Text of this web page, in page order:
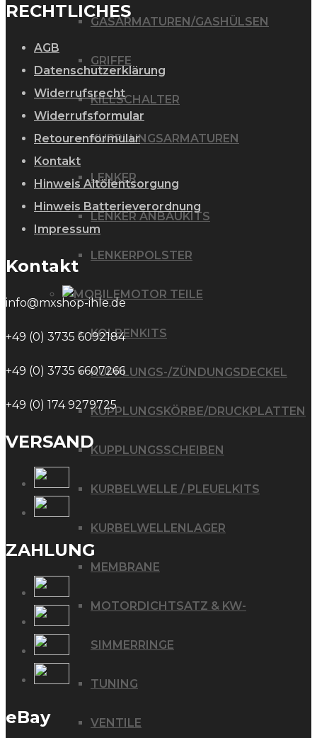
GASARMATUREN/GASHÜLSEN
GRIFFE
KILLSCHALTER
KUPPLUNGSARMATUREN
LENKER
LENKER ANBAUKITS
LENKERPOLSTER
MOTOR TEILE
KOLBENKITS
KUPPLUNGS-/ZÜNDUNGSDECKEL
KUPPLUNGSKÖRBE/DRUCKPLATTEN
KUPPLUNGSSCHEIBEN
KURBELWELLE / PLEUELKITS
KURBELWELLENLAGER
MEMBRANE
MOTORDICHTSATZ & KW-
SIMMERRINGE
TUNING
VENTILE
RECHTLICHES
AGB
Datenschutzerklärung
Widerrufsrecht
Widerrufsformular
Retourenformular
Kontakt
Hinweis Altölentsorgung
Hinweis Batterieverordnung
Impressum
Kontakt
info@mxshop-ihle.de
+49 (0) 3735 6092184
+49 (0) 3735 6607266
+49 (0) 174 9279725
VERSAND
ZAHLUNG
eBay